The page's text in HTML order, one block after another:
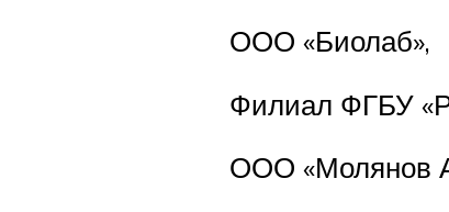
ООО «Биолаб»,
Филиал ФГБУ
ООО «Молянов